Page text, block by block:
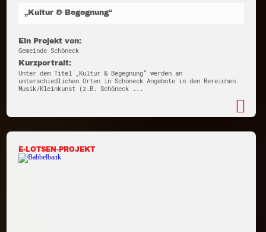
„Kultur & Begegnung“
Ein Projekt von:
Gemeinde Schöneck
Kurzportrait:
Unter dem Titel „Kultur & Begegnung“ werden an
unterschiedlichen Orten in Schöneck Angebote in den Bereichen
Musik/Kleinkunst (z.B. Schöneck ...
E-LOTSEN-PROJEKT